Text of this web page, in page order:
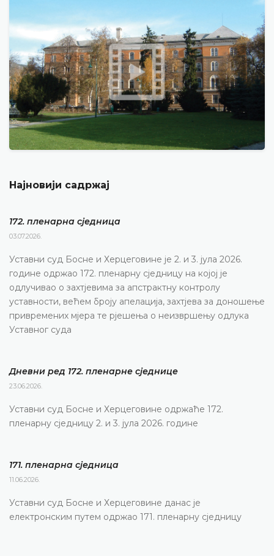
Најновији садржај
172. пленарна сједницa
03.07.2026.
Уставни суд Босне и Херцеговине је 2. и 3. јула 2026.
године одржао 172. пленарну сједницу на којој је
одлучивао о захтјевима за апстрактну контролу
уставности, већем броју апелација, захтјева за доношење
привремених мјера те рјешења о неизвршењу одлука
Уставног суда
Дневни ред 172. пленарне сједнице
23.06.2026.
Уставни суд Босне и Херцеговине одржаће 172.
пленарну сједницу 2. и 3. јула 2026. године
171. пленарна сједницa
11.06.2026.
Уставни суд Босне и Херцеговине данас је
електронским путем одржао 171. пленарну сједницу